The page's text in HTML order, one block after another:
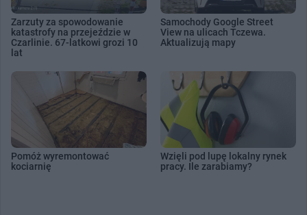
Zarzuty za spowodowanie
katastrofy na przejeździe w
Czarlinie. 67-latkowi grozi 10
lat
Samochody Google Street
View na ulicach Tczewa.
Aktualizują mapy
Pomóż wyremontować
kociarnię
Wzięli pod lupę lokalny rynek
pracy. Ile zarabiamy?